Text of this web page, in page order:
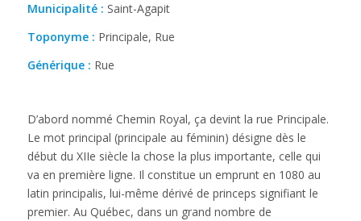
Municipalité : Saint-Agapit
Toponyme : Principale, Rue
Générique : Rue
D’abord nommé Chemin Royal, ça devint la rue Principale.
Le mot principal (principale au féminin) désigne dès le
début du XIIe siècle la chose la plus importante, celle qui
va en première ligne. Il constitue un emprunt en 1080 au
latin principalis, lui-même dérivé de princeps signifiant le
premier. Au Québec, dans un grand nombre de